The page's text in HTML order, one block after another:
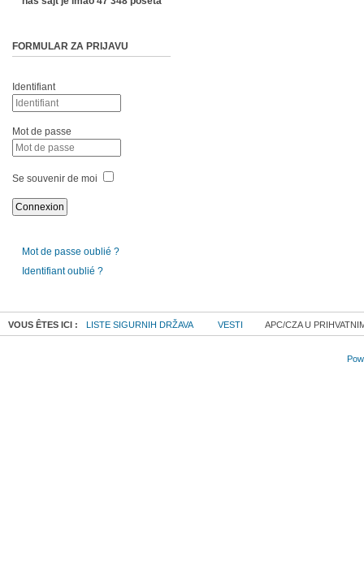
FORMULAR ZA PRIJAVU
Identifiant
Mot de passe
Se souvenir de moi
Mot de passe oublié ?
Identifiant oublié ?
VOUS ÊTES ICI : LISTE SIGURNIH DRŽAVA VESTI APC/CZA U